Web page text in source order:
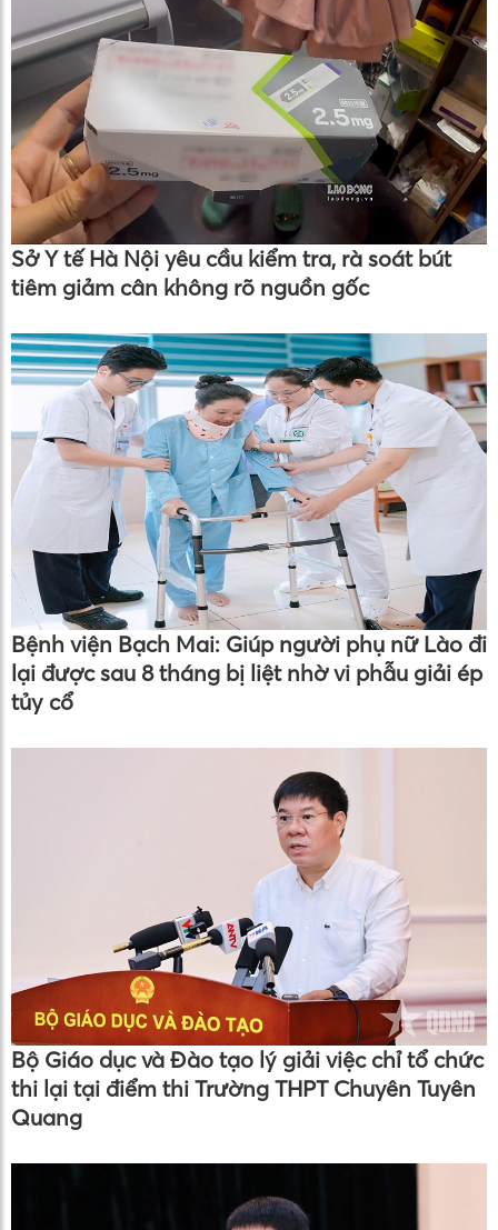
Sở Y tế Hà Nội yêu cầu kiểm tra, rà soát bút
tiêm giảm cân không rõ nguồn gốc
Bệnh viện Bạch Mai: Giúp người phụ nữ Lào đi
lại được sau 8 tháng bị liệt nhờ vi phẫu giải ép
tủy cổ
Bộ Giáo dục và Đào tạo lý giải việc chỉ tổ chức
thi lại tại điểm thi Trường THPT Chuyên Tuyên
Quang